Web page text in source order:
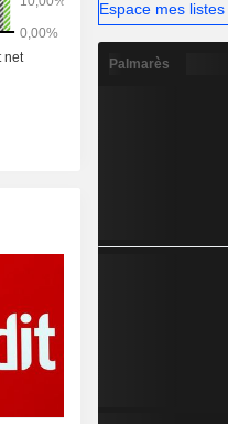
Espace mes listes
Palmarès